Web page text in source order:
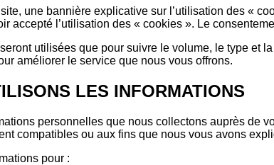
une bannière explicative sur l’utilisation des «
accepté l’utilisation des « cookies ». Le
utilisées que pour suivre le volume, le type et
améliorer le service que nous vous offrons.
LES INFORMATIONS
personnelles que nous collectons auprès de
compatibles ou aux fins que nous vous avons
pour :